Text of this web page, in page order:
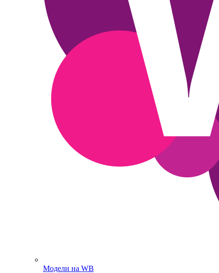
Модели на WB